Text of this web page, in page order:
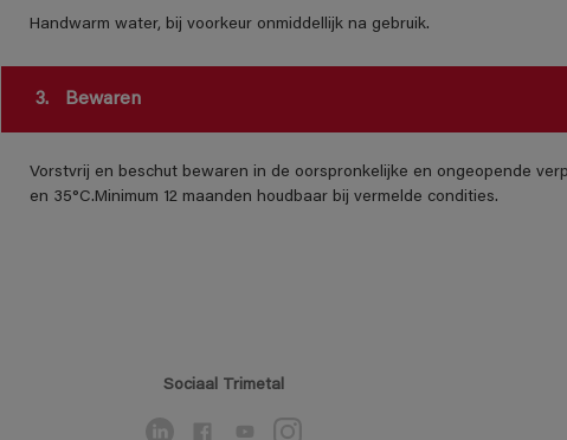
Handwarm water, bij voorkeur onmiddellijk na gebruik.
3. Bewaren
Vorstvrij en beschut bewaren in de oorspronkelijke en ongeopende
en 35°C.Minimum 12 maanden houdbaar bij vermelde condities.
Sociaal Trimetal